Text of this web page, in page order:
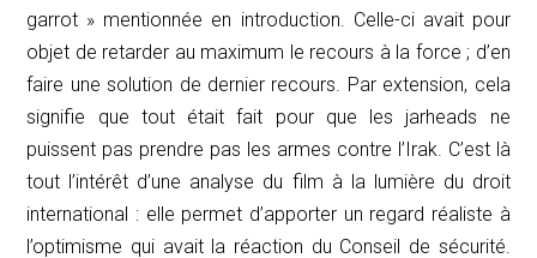
garrot » mentionnée en introduction. Celle-ci avait pour
objet de retarder au maximum le recours à la force ; d’en
faire une solution de dernier recours. Par extension, cela
signifie que tout était fait pour que les jarheads ne
puissent pas prendre pas les armes contre l’Irak. C’est là
tout l’intérêt d’une analyse du film à la lumière du droit
international : elle permet d’apporter un regard réaliste à
l’optimisme qui avait la réaction du Conseil de sécurité.